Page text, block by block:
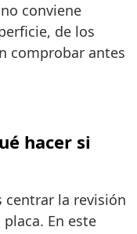
conviene
de los
comprobar antes
hacer si
la revisión
En este